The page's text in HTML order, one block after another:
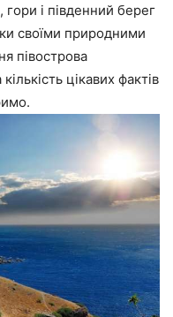
гори і південний берег
своїми природними
півострова
цікавих фактів